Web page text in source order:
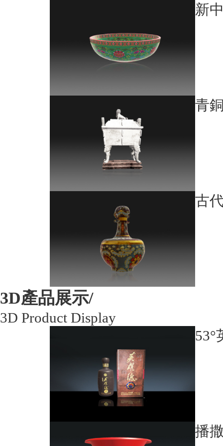
新
青
古
3D產品展示/
3D Product Display
53°
播